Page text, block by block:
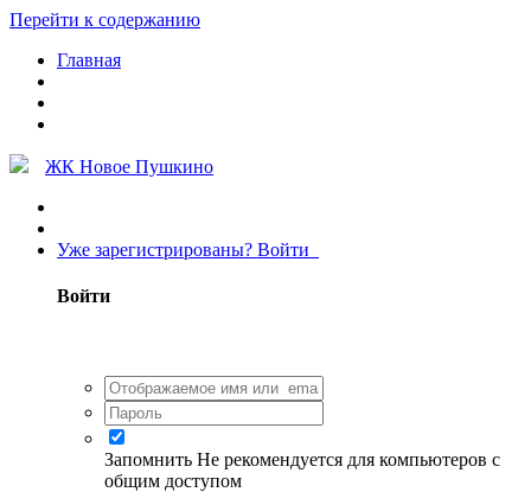
Перейти к содержанию
Главная
ЖК Новое Пушкино
Уже зарегистрированы? Войти
Войти
Запомнить Не рекомендуется для компьютеров с
общим доступом